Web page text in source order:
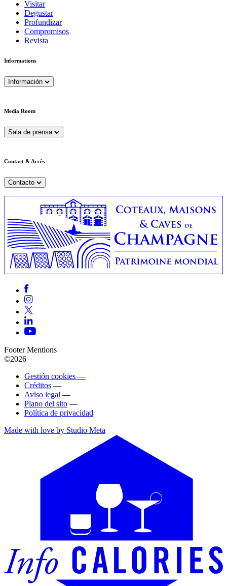
Visitar
Degustar
Profundizar
Compromisos
Revista
Informations
Información
Media Room
Sala de prensa
Contact & Accès
Contacto
Footer Mentions
©2026
Gestión cookies —
Créditos —
Aviso legal —
Plano del sito —
Política de privacidad
Made with love by Studio Meta